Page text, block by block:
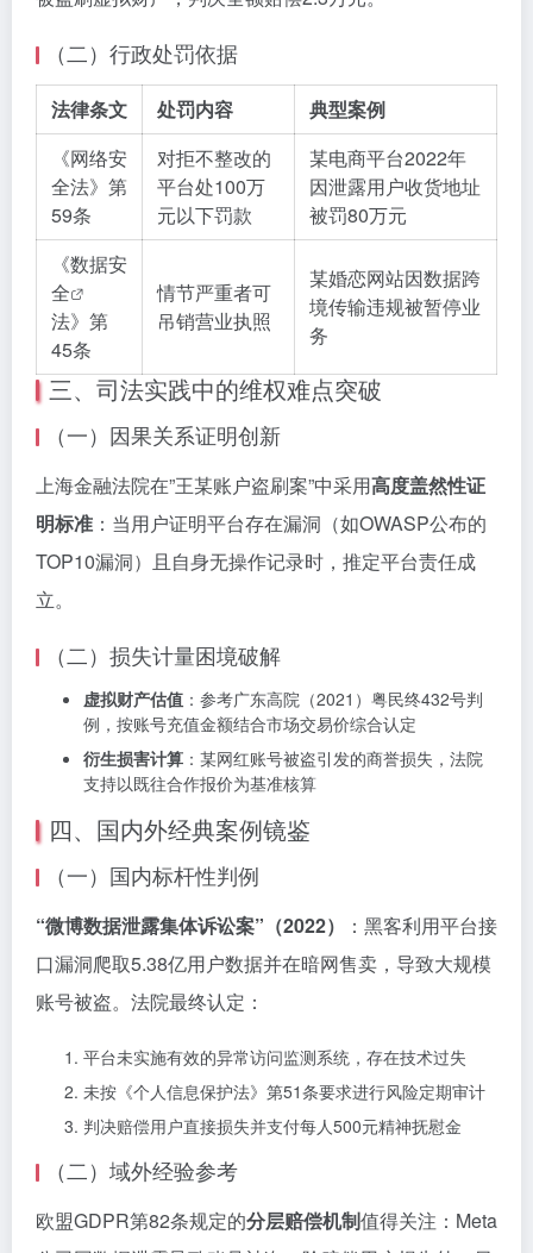
（二）行政处罚依据
法律条文 处罚内容
典型案例
《网络安
全法》第
59条
对拒不整改的
平台处100万
元以下罚款
某电商平台2022年
因泄露用户收货地址
被罚80万元
《数据安
全
法》第
45条
情节严重者可
吊销营业执照
某婚恋网站因数据跨
境传输违规被暂停业
务
三、司法实践中的维权难点突破
（一）因果关系证明创新
上海金融法院在”王某账户盗刷案”中采用高度盖然性证
明标准 ：当用户证明平台存在漏洞（如OWASP公布的
TOP10漏洞）且自身无操作记录时，推定平台责任成
立。
（二）损失计量困境破解
虚拟财产估值 ：参考广东高院（2021）粤民终432号判
例，按账号充值金额结合市场交易价综合认定
衍生损害计算 ：某网红账号被盗引发的商誉损失，法院
支持以既往合作报价为基准核算
四、国内外经典案例镜鉴
（一）国内标杆性判例
“微博数据泄露集体诉讼案”（2022）
：黑客利用平台接
口漏洞爬取5.38亿用户数据并在暗网售卖，导致大规模
账号被盗。法院最终认定：
平台未实施有效的异常访问监测系统，存在技术过失
未按《个人信息保护法》第51条要求进行风险定期审计
判决赔偿用户直接损失并支付每人500元精神抚慰金
（二）域外经验参考
欧盟GDPR第82条规定的分层赔偿机制值得关注：Meta